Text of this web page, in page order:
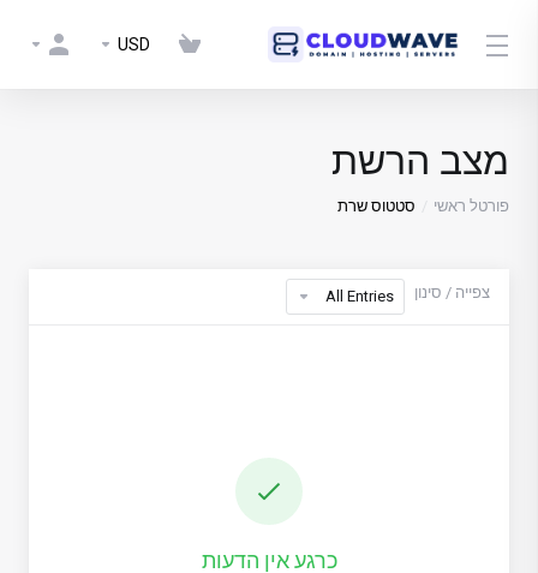
USD
מצב הרשת
פורטל ראשי סטטוס שרת
צפייה / סינון All Entries
כרגע אין הדעות